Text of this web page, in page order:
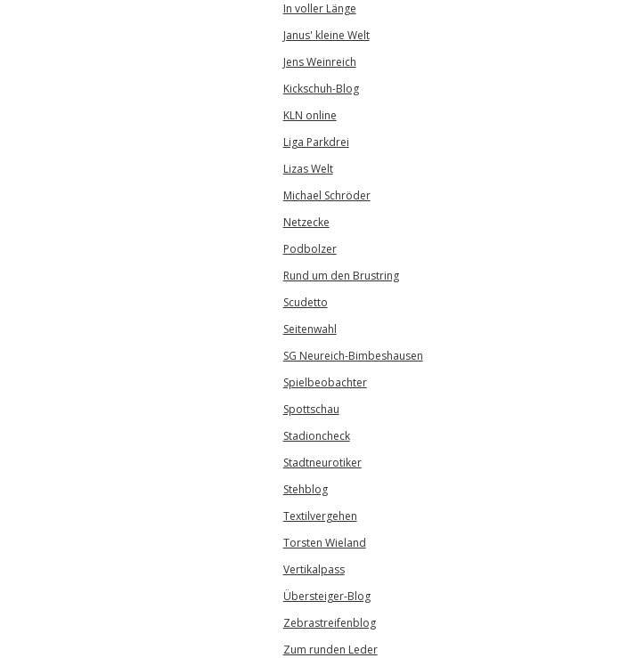
In voller Länge
Janus' kleine Welt
Jens Weinreich
Kickschuh-Blog
KLN online
Liga Parkdrei
Lizas Welt
Michael Schröder
Netzecke
Podbolzer
Rund um den Brustring
Scudetto
Seitenwahl
SG Neureich-Bimbeshausen
Spielbeobachter
Spottschau
Stadioncheck
Stadtneurotiker
Stehblog
Textilvergehen
Torsten Wieland
Vertikalpass
Übersteiger-Blog
Zebrastreifenblog
Zum runden Leder